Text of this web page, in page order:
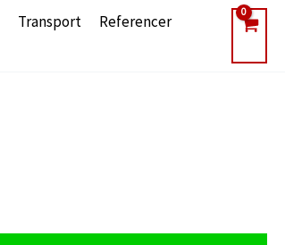
Transport
Referencer